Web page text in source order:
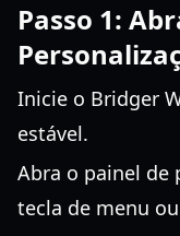
Passo 1:
Inicie o Bridger
estável.
Abra o painel de
tecla de menu